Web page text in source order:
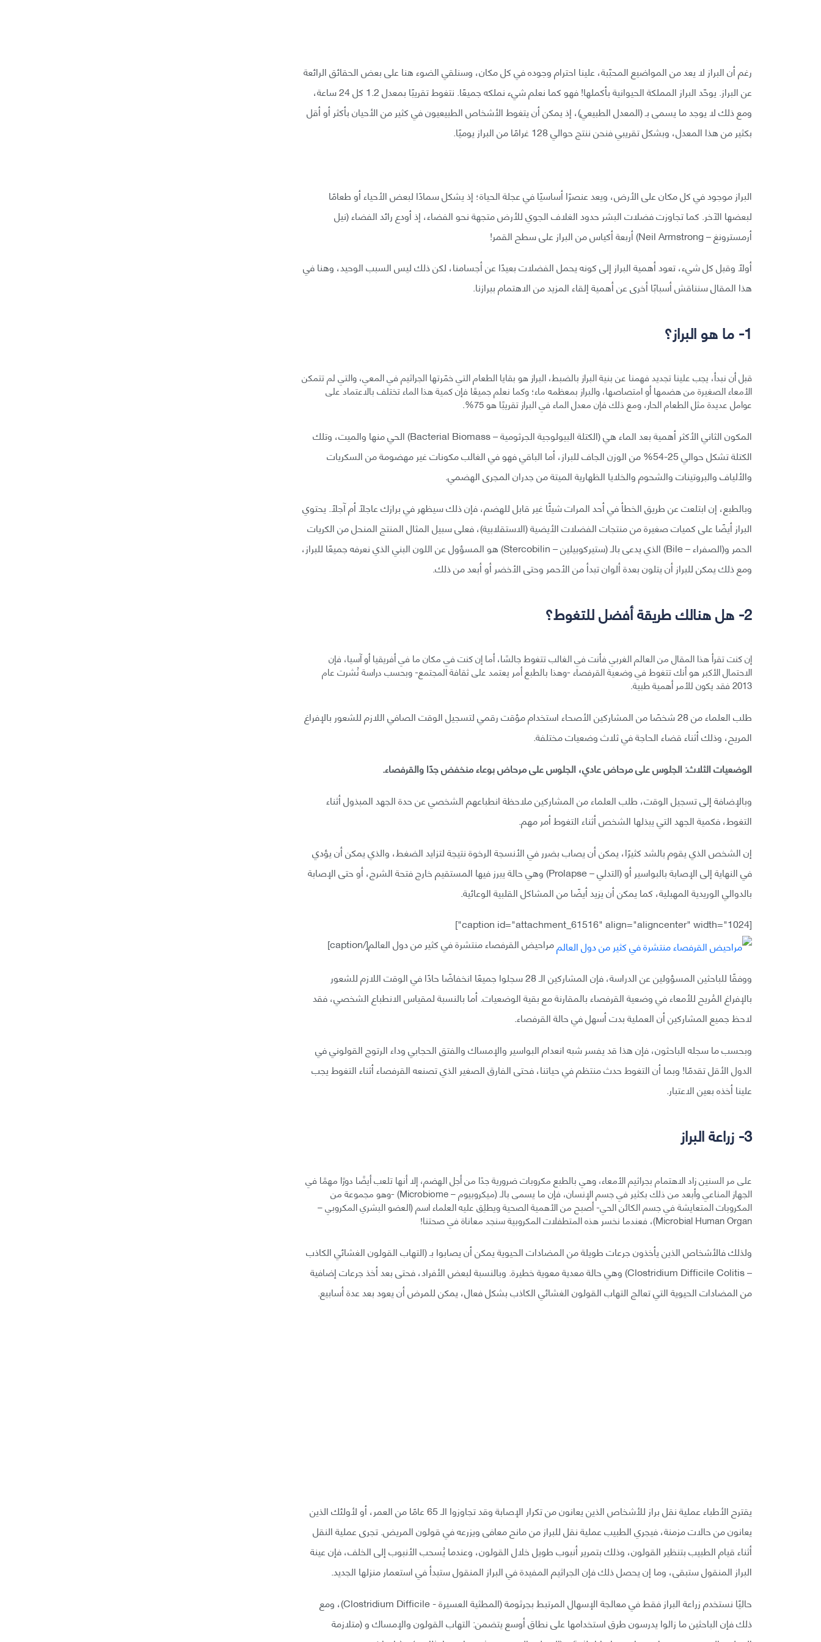
رغم أن البراز لا يعد من المواضيع المحبّبة، علينا احترام وجوده في كل مكان، وسنلقي الضوء هنا على بعض الحقائق الرائعة
عن البراز. يوحّد البراز المملكة الحيوانية بأكملها! فهو كما نعلم شيء نملكه جميعًا. نتغوط تقريبًا بمعدل 1.2 كل 24 ساعة،
ومع ذلك لا يوجد ما يسمى بـ (المعدل الطبيعي)، إذ يمكن أن يتغوط الأشخاص الطبيعيون في كثير من الأحيان بأكثر أو أقل
بكثير من هذا المعدل، وبشكل تقريبي فنحن ننتج حوالي 128 غرامًا من البراز يوميًا.
البراز موجود في كل مكان على الأرض، ويعد عنصرًا أساسيًا في عجلة الحياة؛ إذ يشكل سمادًا لبعض الأحياء أو طعامًا
لبعضها الآخر. كما تجاوزت فضلات البشر حدود الغلاف الجوي للأرض متجهة نحو الفضاء، إذ أودع رائد الفضاء (نيل
أرمسترونغ – Neil Armstrong) أربعة أكياس من البراز على سطح القمر!
أولًا وقبل كل شيء، تعود أهمية البراز إلى كونه يحمل الفضلات بعيدًا عن أجسامنا، لكن ذلك ليس السبب الوحيد، وهنا في
هذا المقال سنناقش أسبابًا أخرى عن أهمية إلقاء المزيد من الاهتمام ببرازنا.
1- ما هو البراز؟
قبل أن نبدأ، يجب علينا تجديد فهمنا عن بنية البراز بالضبط، البراز هو بقايا الطعام التي خمّرتها الجراثيم في المعي، والتي لم تتمكن
الأمعاء الصغيرة من هضمها أو امتصاصها، والبراز بمعظمه ماء؛ وكما نعلم جميعًا فإن كمية هذا الماء تختلف بالاعتماد على
عوامل عديدة مثل الطعام الحار، ومع ذلك فإن معدل الماء في البراز تقريبًا هو 75%.
المكون الثاني الأكثر أهمية بعد الماء هي (الكتلة البيولوجية الجرثومية – Bacterial Biomass) الحي منها والميت، وتلك
الكتلة تشكل حوالي 25-54% من الوزن الجاف للبراز، أما الباقي فهو في الغالب مكونات غير مهضومة من السكريات
والألياف والبروتينات والشحوم والخلايا الظهارية الميتة من جدران المجرى الهضمي.
وبالطبع، إن ابتلعت عن طريق الخطأ في أحد المرات شيئًا غير قابل للهضم، فإن ذلك سيظهر في برازك عاجلًا أم آجلًا. يحتوي
البراز أيضًا على كميات صغيرة من منتجات الفضلات الأيضية (الاستقلابية)، فعلى سبيل المثال المنتج المنحل من الكريات
الحمر و(الصفراء – Bile) الذي يدعى بالـ (ستيركوبيلين – Stercobilin) هو المسؤول عن اللون البني الذي نعرفه جميعًا للبراز،
ومع ذلك يمكن للبراز أن يتلون بعدة ألوان تبدأ من الأحمر وحتى الأخضر أو أبعد من ذلك.
2- هل هنالك طريقة أفضل للتغوط؟
إن كنت تقرأ هذا المقال من العالم الغربي فأنت في الغالب تتغوط جالسًا، أما إن كنت في مكان ما في أفريقيا أو آسيا، فإن
الاحتمال الأكبر هو أنك تتغوط في وضعية القرفصاء -وهذا بالطبع أمر يعتمد على ثقافة المجتمع- وبحسب دراسة نُشرت عام
2013 فقد يكون للأمر أهمية طبية.
طلب العلماء من 28 شخصًا من المشاركين الأصحاء استخدام مؤقت رقمي لتسجيل الوقت الصافي اللازم للشعور بالإفراغ
المريح، وذلك أثناء قضاء الحاجة في ثلاث وضعيات مختلفة.
الوضعيات الثلاث: الجلوس على مرحاض عادي، الجلوس على مرحاض بوعاء منخفض جدًا والقرفصاء.
وبالإضافة إلى تسجيل الوقت، طلب العلماء من المشاركين ملاحظة انطباعهم الشخصي عن حدة الجهد المبذول أثناء
التغوط، فكمية الجهد التي يبذلها الشخص أثناء التغوط أمر مهم.
إن الشخص الذي يقوم بالشد كثيرًا، يمكن أن يصاب بضرر في الأنسجة الرخوة نتيجة لتزايد الضغط، والذي يمكن أن يؤدي
في النهاية إلى الإصابة بالبواسير أو (التدلي – Prolapse) وهي حالة يبرز فيها المستقيم خارج فتحة الشرج، أو حتى الإصابة
بالدوالي الوريدية المهبلية، كما يمكن أن يزيد أيضًا من المشاكل القلبية الوعائية.
[caption id="attachment_61516" align="aligncenter" width="1024"]
مراحيض القرفصاء منتشرة في كثير من دول العالم[/caption]
ووفقًا للباحثين المسؤولين عن الدراسة، فإن المشاركين الـ 28 سجلوا جميعًا انخفاضًا حادًا في الوقت اللازم للشعور
بالإفراغ المُريح للأمعاء في وضعية القرفصاء بالمقارنة مع بقية الوضعيات. أما بالنسبة لمقياس الانطباع الشخصي، فقد
لاحظ جميع المشاركين أن العملية بدت أسهل في حالة القرفصاء.
وبحسب ما سجله الباحثون، فإن هذا قد يفسر شبه انعدام البواسير والإمساك والفتق الحجابي وداء الرتوج القولوني في
الدول الأقل تقدمًا! وبما أن التغوط حدث منتظم في حياتنا، فحتى الفارق الصغير الذي تصنعه القرفصاء أثناء التغوط يجب
علينا أخذه بعين الاعتبار.
3- زراعة البراز
على مر السنين زاد الاهتمام بجراثيم الأمعاء، وهي بالطبع مكروبات ضرورية جدًا من أجل الهضم، إلا أنها تلعب أيضًا دورًا مهمًا في
الجهاز المناعي وأبعد من ذلك بكثير في جسم الإنسان، فإن ما يسمى بالـ (ميكروبيوم – Microbiome) -وهو مجموعة من
المكروبات المتعايشة في جسم الكائن الحي- أصبح من الأهمية الصحية ويطلِق عليه العلماء اسم (العضو البشري المكروبي –
Microbial Human Organ)، فعندما نخسر هذه المتطفلات المكروبية سنجد معاناة في صحتنا!
ولذلك فالأشخاص الذين يأخذون جرعات طويلة من المضادات الحيوية يمكن أن يصابوا بـ (التهاب القولون الغشائي الكاذب
– Clostridium Difficile Colitis) وهي حالة معدية معوية خطيرة. وبالنسبة لبعض الأفراد، فحتى بعد أخذ جرعات إضافية
من المضادات الحيوية التي تعالج التهاب القولون الغشائي الكاذب بشكل فعال، يمكن للمرض أن يعود بعد عدة أسابيع.
يقترح الأطباء عملية نقل براز للأشخاص الذين يعانون من تكرار الإصابة وقد تجاوزوا الـ 65 عامًا من العمر، أو لأولئك الذين
يعانون من حالات مزمنة، فيجري الطبيب عملية نقل للبراز من مانح معافى ويزرعه في قولون المريض. تجرى عملية النقل
أثناء قيام الطبيب بتنظير القولون، وذلك بتمرير أنبوب طويل خلال القولون، وعندما يُسحب الأنبوب إلى الخلف، فإن عينة
البراز المنقول ستبقى، وما إن يحصل ذلك فإن الجراثيم المفيدة في البراز المنقول ستبدأ في استعمار منزلها الجديد.
حاليًا نستخدم زراعة البراز فقط في معالجة الإسهال المرتبط بجرثومة (المطثية العسيرة - Clostridium Difficile)، ومع
ذلك فإن الباحثين ما زالوا يدرسون طرق استخدامها على نطاق أوسع يتضمن: التهاب القولون والإمساك و (متلازمة